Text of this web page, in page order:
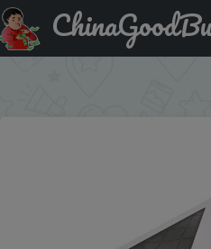
Купити на розпродажі
качества.